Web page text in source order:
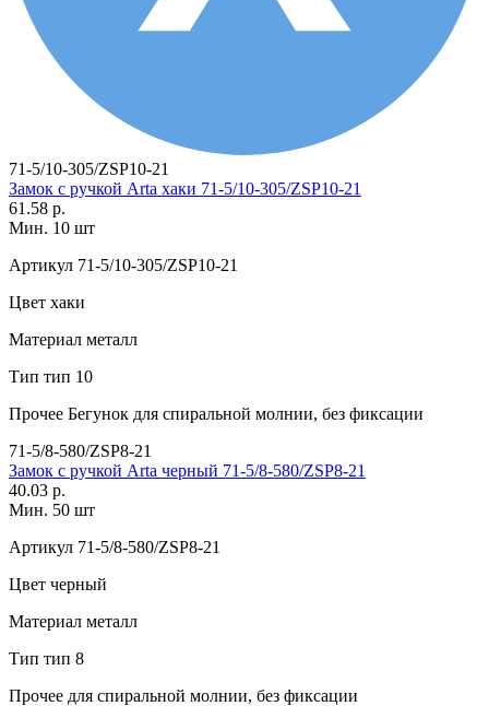
71-5/10-305/ZSP10-21
Замок с ручкой Arta хаки 71-5/10-305/ZSP10-21
61.58 р.
Мин. 10 шт
Артикул 71-5/10-305/ZSP10-21
Цвет хаки
Материал металл
Тип тип 10
Прочее Бегунок для спиральной молнии, без фиксации
71-5/8-580/ZSP8-21
Замок с ручкой Arta черный 71-5/8-580/ZSP8-21
40.03 р.
Мин. 50 шт
Артикул 71-5/8-580/ZSP8-21
Цвет черный
Материал металл
Тип тип 8
Прочее для спиральной молнии, без фиксации